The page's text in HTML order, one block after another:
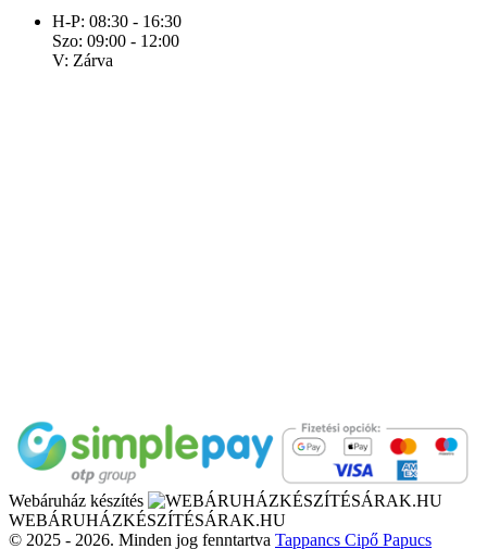
H-P: 08:30 - 16:30
Szo: 09:00 - 12:00
V: Zárva
Webáruház készítés
WEBÁRUHÁZKÉSZÍTÉSÁRAK.HU
© 2025 - 2026. Minden jog fenntartva Tappancs Cipő Papucs